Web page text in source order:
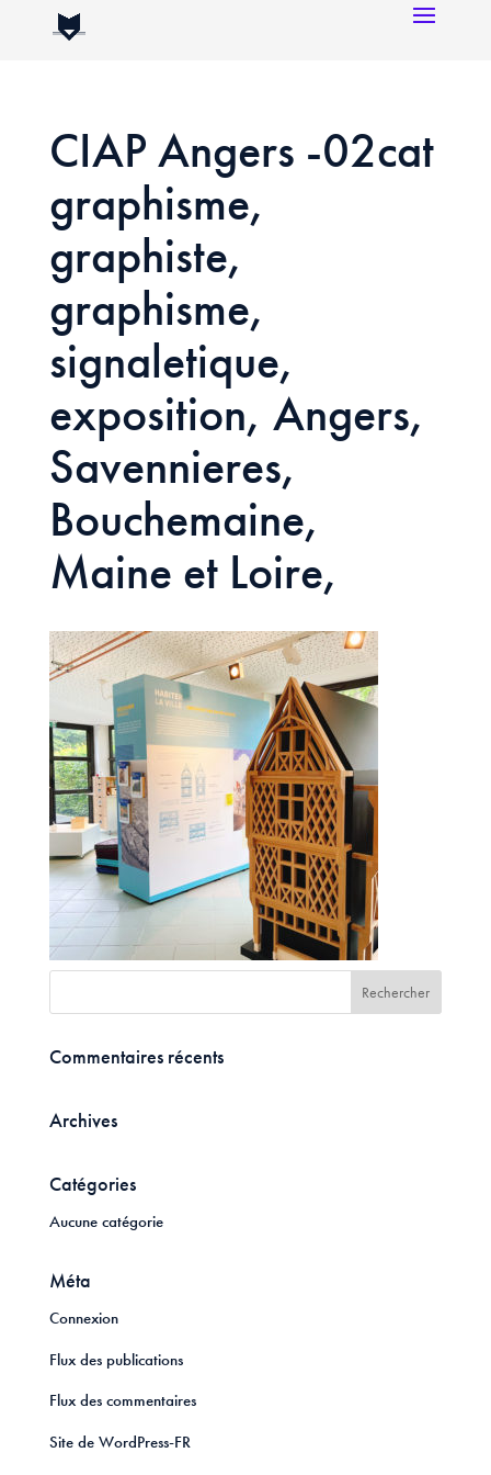
CIAP Angers -02cat
graphisme,
graphiste,
graphisme,
signaletique,
exposition, Angers,
Savennieres,
Bouchemaine,
Maine et Loire,
Commentaires récents
Archives
Catégories
Aucune catégorie
Méta
Connexion
Flux des publications
Flux des commentaires
Site de WordPress-FR